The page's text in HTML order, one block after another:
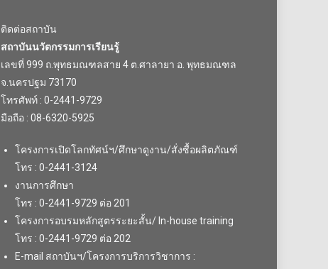
ติดต่อสถาบัน
สถาบันนวัตกรรมการเรียนรู้
เลขที่ 999 ถ.พุทธมณฑลสาย 4 ต.ศาลายา อ. พุทธมณฑล
จ.นครปฐม 73170
โทรศัพท์ : 0-2441-9729
มือถือ : 08-6320-5925
โครงการเปิดโลกทัศน์ฯ/ศึกษาดูงาน/สั่งซื้อผลิตภัณฑ์
โทร : 0-2441-3124
งานการศึกษา
โทร : 0-2441-9729 ต่อ 201
โครงการอบรมหลักสูตรระยะสั้น/ In-house training
โทร : 0-2441-9729 ต่อ 202
E-mail สถาบันฯ/โครงการบริการวิชาการ :